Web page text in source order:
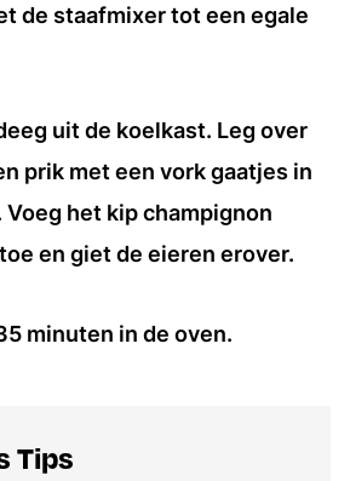
de staafmixer tot een egale
uit de koelkast. Leg over
prik met een vork gaatjes in
Voeg het kip champignon
en giet de eieren erover.
minuten in de oven.
Tips